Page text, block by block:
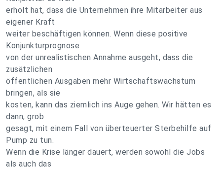
erholt hat, dass die Unternehmen ihre Mitarbeiter aus
eigener Kraft
weiter beschäftigen können. Wenn diese positive
Konjunkturprognose
von der unrealistischen Annahme ausgeht, dass die
zusätzlichen
öffentlichen Ausgaben mehr Wirtschaftswachstum
bringen, als sie
kosten, kann das ziemlich ins Auge gehen. Wir hätten es
dann, grob
gesagt, mit einem Fall von überteuerter Sterbehilfe auf
Pump zu tun.
Wenn die Krise länger dauert, werden sowohl die Jobs
als auch das